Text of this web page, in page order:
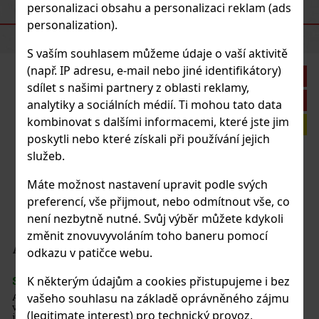
personalizaci obsahu a personalizaci reklam (ads
personalization).
S vaším souhlasem můžeme údaje o vaší aktivitě
(např. IP adresu, e-mail nebo jiné identifikátory)
sdílet s našimi partnery z oblasti reklamy,
analytiky a sociálních médií. Ti mohou tato data
kombinovat s dalšími informacemi, které jste jim
poskytli nebo které získali při používání jejich
služeb.
Máte možnost nastavení upravit podle svých
preferencí, vše přijmout, nebo odmítnout vše, co
není nezbytně nutné. Svůj výběr můžete kdykoli
změnit znovuvyvoláním toho baneru pomocí
odkazu v patičce webu.
K některým údajům a cookies přistupujeme i bez
vašeho souhlasu na základě oprávněného zájmu
(legitimate interest) pro technický provoz,
ideální volbou pro ty, kdo s bourbonem
pro znalce, kteří ocení jeho jemnou a
Kentucky Straight Bourbon Whiskey se
a zraje minimálně 5 let v dubových sude
450 Kč
Sleva: 16%
DOPORUČENÉ PRODUKTY
Sleva: 11%
Akce
Investiční tip
Y2K 46% 0,7 l
je whisky, která byla stvořena k oslavě
pro legendární palírnu z ostrova Islay. Po